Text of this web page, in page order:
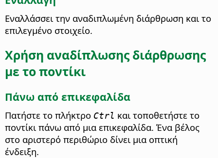
Εναλλάσσει την αναδιπλωμένη διάρθρωση και το
επιλεγμένο στοιχείο.
Χρήση αναδίπλωσης διάρθρωσης
με το ποντίκι
Πάνω από επικεφαλίδα
Πατήστε το πλήκτρο Ctrl και τοποθετήστε το
ποντίκι πάνω από μια επικεφαλίδα. Ένα βέλος
στο αριστερό περιθώριο δίνει μια οπτική
ένδειξη.